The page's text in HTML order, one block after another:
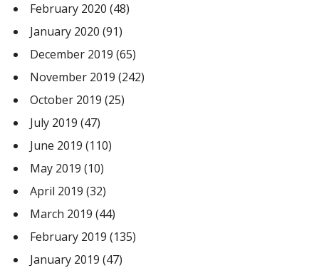
February 2020 (48)
January 2020 (91)
December 2019 (65)
November 2019 (242)
October 2019 (25)
July 2019 (47)
June 2019 (110)
May 2019 (10)
April 2019 (32)
March 2019 (44)
February 2019 (135)
January 2019 (47)